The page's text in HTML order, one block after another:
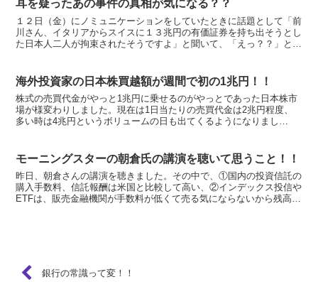
耳を疑ったあの事件の真相が気になる？？
１２日（金）にノミュニケーションをしていたときに話題として「前
川さん、イタリアからスイスに１３兆円の有価証券を持ち出そうとし
た日本人二人が拘束されたそうですよ」と聞いて、「えっ？？」と話
海外投資家の日本株買越額が週間で初の1兆円！！
株式の売買代金がやっと1兆円に乗せるのがやっとであった日本株市
場が様変わりしました。現在は1日当たりの売買代金は2兆円程度、
多い時は4兆円というボリュームの日も出てくるようになりまし
モーニングスターの朝倉氏の講演を聴いて思うこと！！
昨日、朝倉さんの講演を聴きました。その中で、①国内の投資信託の
購入手数料、信託報酬は米国と比較して高い、②インデックス投信や
ETFは、販売金融機関が手数料が低くて売る気にならないから残高が
銀行の常識って変！！